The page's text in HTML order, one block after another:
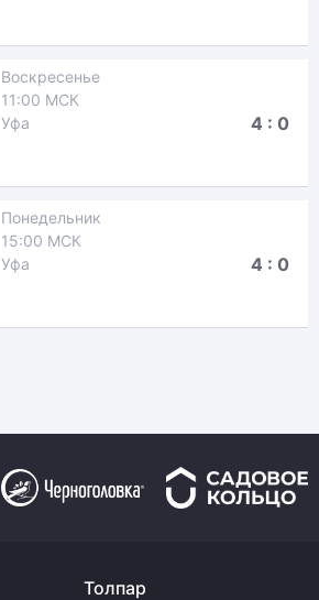
Воскресенье
11:00 МСК
Уфа
4 : 0
Понедельник
15:00 МСК
Уфа
4 : 0
Толпар